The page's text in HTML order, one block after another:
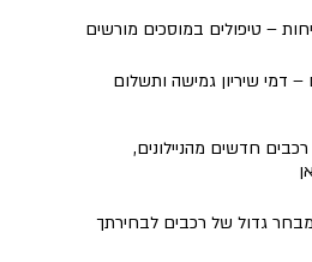
– טיפולים במוסכים מורשים
דמי שיריון גמישה ותשלום
חדשים מהניילונים,
גדול של רכבים לבחירתך